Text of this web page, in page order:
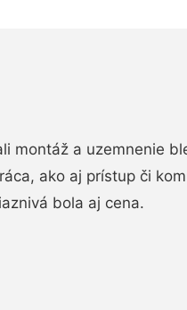
montáž a uzemnenie
ako aj prístup či
bola aj cena.